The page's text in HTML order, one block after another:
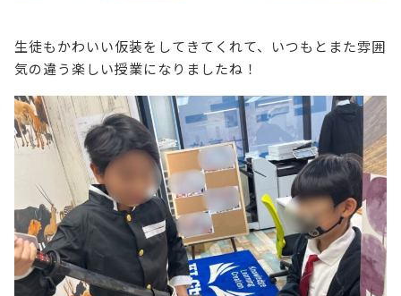
生徒もかわいい仮装をしてきてくれて、いつもとまた雰囲
気の違う楽しい授業になりましたね！